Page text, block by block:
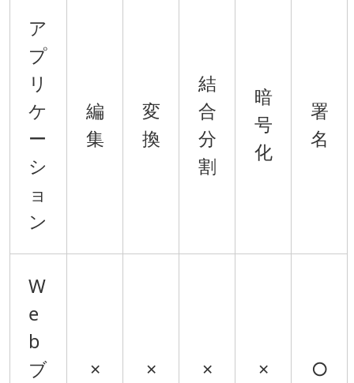
ア
プ
リ
ケ
ー
シ
ョ
ン
編
集
変
換
結
合
分
割
暗
号
化
署
名
W
e
b
ブ
× × × × ○